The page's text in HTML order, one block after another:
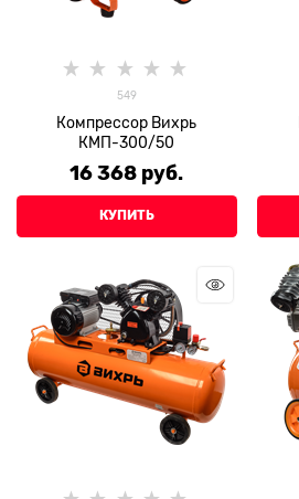
549
Компрессор Вихрь
КМП-300/50
16 368 руб.
КУПИТЬ